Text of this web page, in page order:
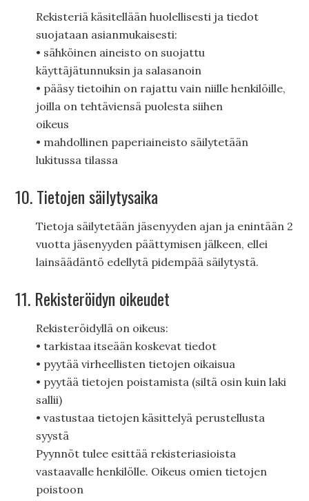
Rekisteriä käsitellään huolellisesti ja tiedot
suojataan asianmukaisesti:
• sähköinen aineisto on suojattu
käyttäjätunnuksin ja salasanoin
• pääsy tietoihin on rajattu vain niille henkilöille,
joilla on tehtäviensä puolesta siihen
oikeus
• mahdollinen paperiaineisto säilytetään
lukitussa tilassa
10. Tietojen säilytysaika
Tietoja säilytetään jäsenyyden ajan ja enintään 2
vuotta jäsenyyden päättymisen jälkeen, ellei
lainsäädäntö edellytä pidempää säilytystä.
11. Rekisteröidyn oikeudet
Rekisteröidyllä on oikeus:
• tarkistaa itseään koskevat tiedot
• pyytää virheellisten tietojen oikaisua
• pyytää tietojen poistamista (siltä osin kuin laki
sallii)
• vastustaa tietojen käsittelyä perustellusta
syystä
Pyynnöt tulee esittää rekisteriasioista
vastaavalle henkilölle. Oikeus omien tietojen
poistoon